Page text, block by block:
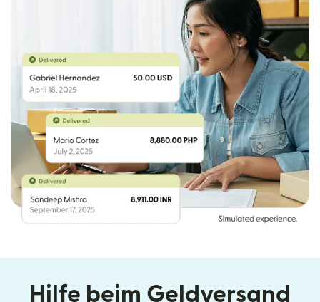
Hilfe beim Geldversand